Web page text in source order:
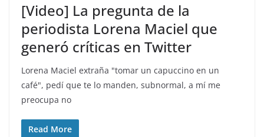
[Video] La pregunta de la
periodista Lorena Maciel que
generó críticas en Twitter
Lorena Maciel extraña "tomar un capuccino en un
café", pedí que te lo manden, subnormal, a mí me
preocupa no
Read More